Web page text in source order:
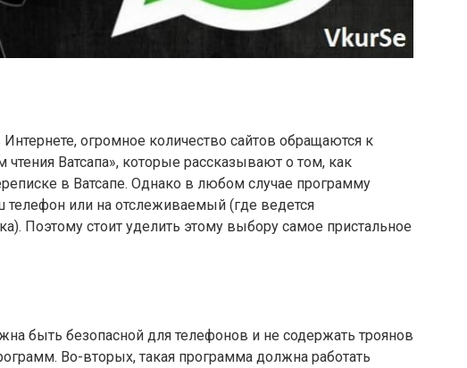
огромное количество сайтов обращаются к
Ватсапа», которые рассказывают о том, как
в Ватсапе. Однако в любом случае программу
телефон или на отслеживаемый (где ведется
Поэтому стоит уделить этому выбору самое пристальное
быть безопасной для телефонов и не содержать троянов
Во-вторых, такая программа должна работать